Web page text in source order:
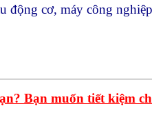
cơ, máy công
Bạn muốn tiết kiệm